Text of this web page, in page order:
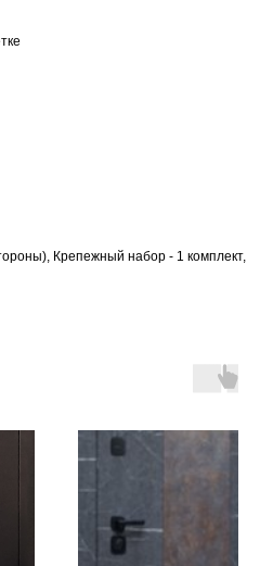
Крепежный набор - 1 комплект,